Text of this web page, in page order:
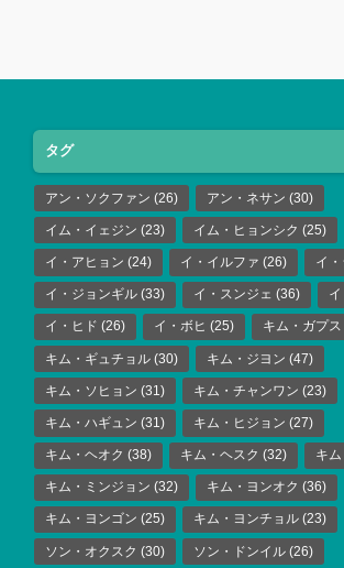
タグ
アン・ソクファン (26) アン・ネサン (30)
イム・イェジン (23) イム・ヒョンシク (25)
イ・アヒョン (24) イ・イルファ (26) イ
イ・ジョンギル (33) イ・スンジェ (36)
イ・ヒド (26) イ・ボヒ (25) キム・ガプス
キム・ギュチョル (30) キム・ジヨン (47)
キム・ソヒョン (31) キム・チャンワン (23)
キム・ハギュン (31) キム・ヒジョン (27)
キム・ヘオク (38) キム・ヘスク (32) キ
キム・ミンジョン (32) キム・ヨンオク (36)
キム・ヨンゴン (25) キム・ヨンチョル (23)
ソン・オクスク (30) ソン・ドンイル (26)